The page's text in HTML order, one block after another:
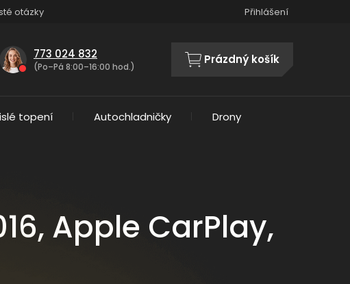
otázky Přihlášení
773 024 832
(Po–Pá 8:00–16:00 hod.)
NÁKUPNÍ
Prázdný košík
topení Autochladničky Drony
Apple CarPlay,